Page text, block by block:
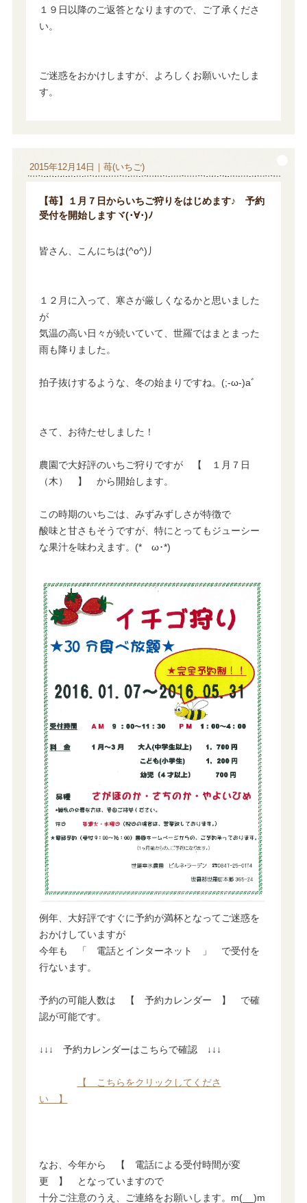
１９日以降のご返答となりますので、ご了承くださ
い。
ご迷惑をおかけしますが、よろしくお願いいたしま
す。
2015年12月14日｜苺(いちご)
【苺】１月７日からいちご狩りをはじめます♪ 予約
受付を開始しますヾ(･∀･)ﾉ
皆さん、こんにちは(^o^)丿
１２月に入って、寒さが厳しくなるかと思いました
が
気温の高い日々が続いていて、世羅ではまとまった
雨も降りました。
拍子抜けするような、冬の始まりですね。(;-ω-)aﾞ
さて、お待たせしました！
農園で大好評のいちご狩りですが 【 １月７日
（木） 】 から開始します。
この時期のいちごは、みずみずしさが特徴で
酸味と甘さもそうですが、特にとってもジューシー
な果汁を味わえます。(*ゝω･*)
例年、大好評ですぐに予約が満杯となってご迷惑を
おかけしていますが
今年も 「 電話とインターネット 」 で受付を
行ないます。
予約の可能人数は 【 予約カレンダー 】 で確
認が可能です。
↓↓↓ 予約カレンダーはこちらで確認 ↓↓↓
【 こちらをクリックしてくださ
い 】
なお、今年から 【 電話による受付時間が変
更 】 となっていますので
十分ご注意のうえ、ご連絡をお願いします。m(__)m